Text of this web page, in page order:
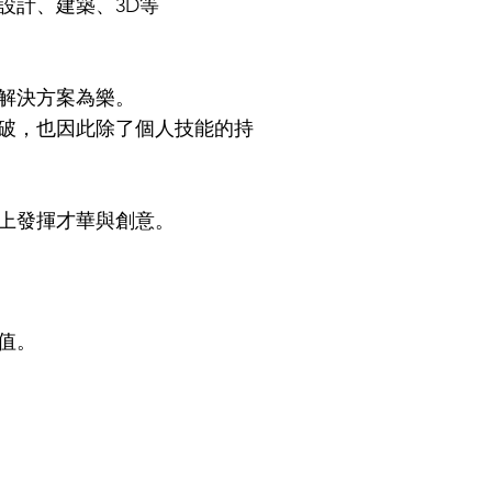
計、建築、3D等
方案為樂。
，也因此除了個人技能的持
揮才華與創意。
。